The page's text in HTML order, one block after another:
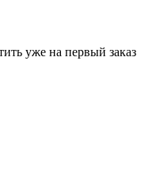
уже на первый заказ